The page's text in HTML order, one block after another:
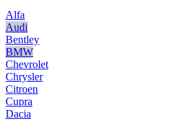
Alfa
Audi
Bentley
BMW
Chevrolet
Chrysler
Citroen
Cupra
Dacia